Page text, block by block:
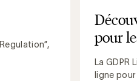
pour
La GDPR
ligne